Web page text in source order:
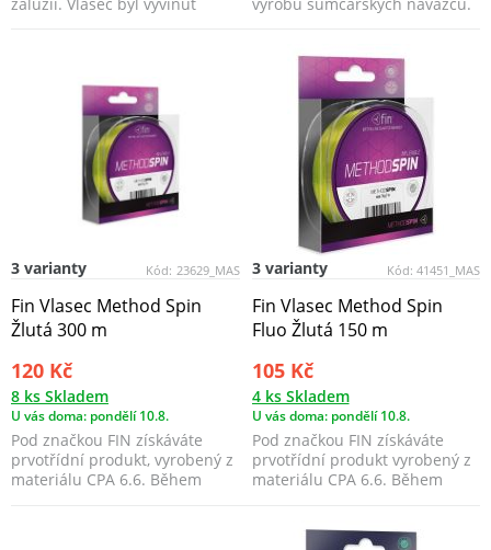
Kód: 23629_MAS
3 varianty
Fin Vlasec Method Spin
Žlutá 300 m
120 Kč
8 ks Skladem
U vás doma: pondělí 10.8.
Pod značkou FIN získáváte
prvotřídní produkt, vyrobený z
materiálu CPA 6.6. Během
Kód: 41451_MAS
3 varianty
Fin Vlasec Method Spin
Fluo Žlutá 150 m
105 Kč
4 ks Skladem
U vás doma: pondělí 10.8.
Pod značkou FIN získáváte
prvotřídní produkt vyrobený z
materiálu CPA 6.6. Během